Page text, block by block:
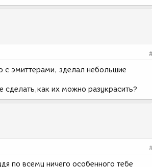
с эмиттерами, зделал небольшие
сделать,как их можно разукрасить?
по всему ничего особенного тебе